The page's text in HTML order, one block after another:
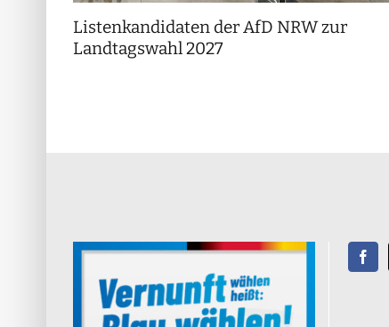
Listenkandidaten der AfD NRW zur
Landtagswahl 2027